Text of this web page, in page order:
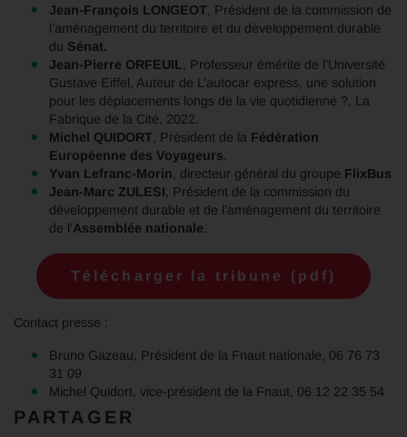
Jean-François LONGEOT , Président de la commission de
l’aménagement du territoire et du développement durable
du Sénat.
Jean-Pierre ORFEUIL , Professeur émérite de l’Université
Gustave Eiffel, Auteur de L’autocar express, une solution
pour les déplacements longs de la vie quotidienne ?, La
Fabrique de la Cité, 2022.
Michel QUIDORT , Président de la Fédération
Européenne des Voyageurs
Yvan Lefranc-Morin , directeur général du groupe FlixBus
Jean-Marc ZULESI , Président de la commission du
développement durable et de l’aménagement du territoire
de l’Assemblée nationale
Télécharger la tribune (pdf)
Contact presse :
Bruno Gazeau, Président de la Fnaut nationale, 06 76 73
31 09
Michel Quidort, vice-président de la Fnaut, 06 12 22 35 54
PARTAGER